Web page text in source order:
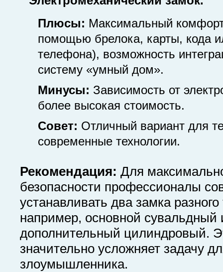
Плюсы: Максимальный
помощью брелока, карты, кода
телефона), возможность
систему «умный дом».
Минусы: Зависимость от
более высокая стоимость.
Совет: Отличный вариант для
современные технологии.
Рекомендация: Для
безопасности профессионалы
устанавливать два замка
например, основной сувальдный
дополнительный цилиндровый.
значительно усложняет задачу
злоумышленника.